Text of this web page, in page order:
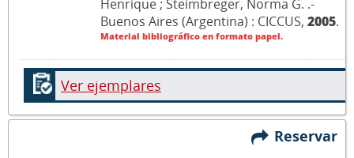
Henrique ; Steimbreger, Norma G. .-
Buenos Aires (Argentina) : CICCUS, 2005.
Material bibliográfico en formato papel.
Ver ejemplares
Reservar